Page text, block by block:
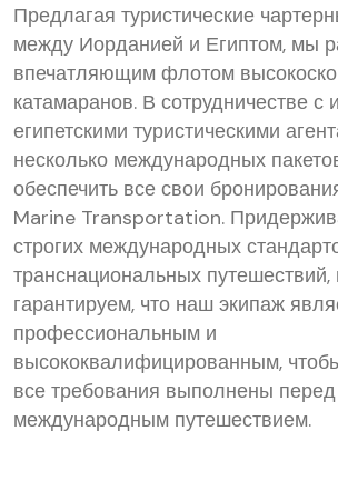
Предлагая туристические
между Иорданией и Египтом, мы
впечатляющим флотом
катамаранов. В сотрудничестве с
египетскими туристическими
несколько международных
обеспечить все свои
Marine Transportation.
строгих международных
транснациональных
гарантируем, что наш экипаж
профессиональным и
высококвалифицированным,
все требования выполнены перед
международным путешествием.